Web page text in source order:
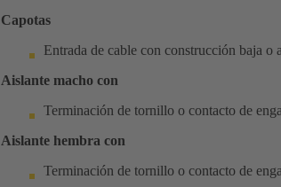
Capotas
Entrada de cable con construcción baja
Aislante macho con
Terminación de tornillo o contacto de
Aislante hembra con
Terminación de tornillo o contacto de